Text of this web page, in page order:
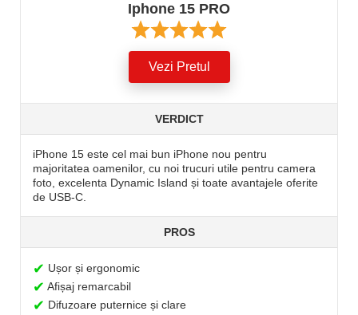
Iphone 15 PRO
Vezi Pretul
VERDICT
iPhone 15 este cel mai bun iPhone nou pentru
majoritatea oamenilor, cu noi trucuri utile pentru camera
foto, excelenta Dynamic Island și toate avantajele oferite
de USB-C.
PROS
✔ Ușor și ergonomic
✔ Afișaj remarcabil
✔ Difuzoare puternice și clare